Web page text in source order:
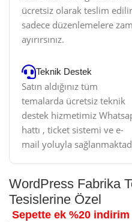
ücretsiz olarak teslim
sadece düzenlemelere
ayırırsınız.
Teknik Destek
Satın aldığınız tüm
temalarda ücretsiz teknik
destek hizmetimiz
hattı , ticket sistemi ve e-
mail yoluyla
WordPress Fabrika
Tesislerine Özel
Sepette ek %20 indirim